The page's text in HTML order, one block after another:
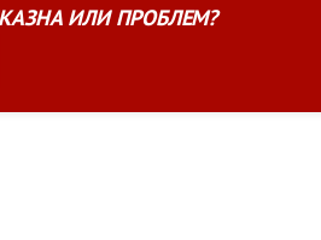
ИЛИПРОБЛЕМ?